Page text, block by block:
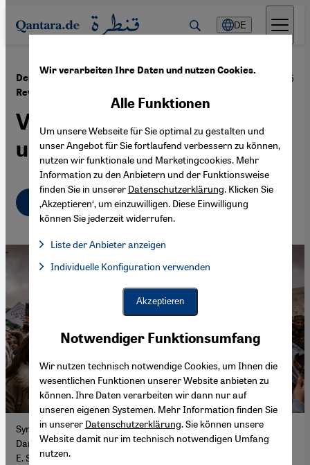
Direkt zum Inhalt springen
DE
Demokratie und Säkularismus in Syriens
Revolution
·10.01.2025
Vereint, aber
unterschiedlich
Deutsch English عربي
Syrer:innen feiern gemeinsam den Sturz des Assad-Regimes,
Damaskus, 27. Dezember 2024. (Foto: Picture Alliance / Anadolu |
E. Sansar)
Wir verarbeiten Ihre Daten und nutzen Cookies.
Notwendiger Funktionsumfang
Wir nutzen technisch notwendige Cookies, um Ihnen die
wesentlichen Funktionen unserer Website anbieten zu
können. Ihre Daten verarbeiten wir dann nur auf
unseren eigenen Systemen. Mehr Information finden Sie
in unserer Datenschutzerklärung. Sie können unsere
Website damit nur im technisch notwendigen Umfang
nutzen.
Alle Funktionen
Um unsere Webseite für Sie optimal zu gestalten und
unser Angebot für Sie fortlaufend verbessern zu können,
nutzen wir funktionale und Marketingcookies. Mehr
Information zu den Anbietern und der Funktionsweise
finden Sie in unserer Datenschutzerklärung. Klicken Sie
‚Akzeptieren‘, um einzuwilligen. Diese Einwilligung
können Sie jederzeit widerrufen.
Liste der Anbieter anzeigen
Facebook Embed / Facebook Connect, Google Maps Embed,
Facebook Embed / Facebook Connect
Google Maps Embed
Individuelle Konfiguration verwenden
Akzeptieren